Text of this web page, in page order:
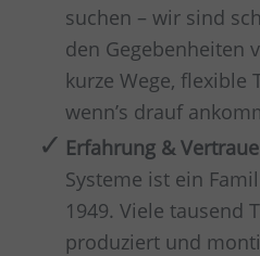
suchen – wir sind
den Gegebenheiten
kurze Wege, flexible
wenn’s drauf
Erfahrung &
Systeme ist ein
1949. Viele tausend
produziert und